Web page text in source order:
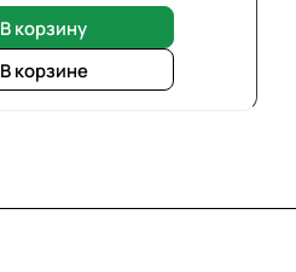
В корзину
В корзине